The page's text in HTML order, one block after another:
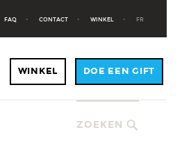
FAQ CONTACT WINKEL FR
ZOEKEN